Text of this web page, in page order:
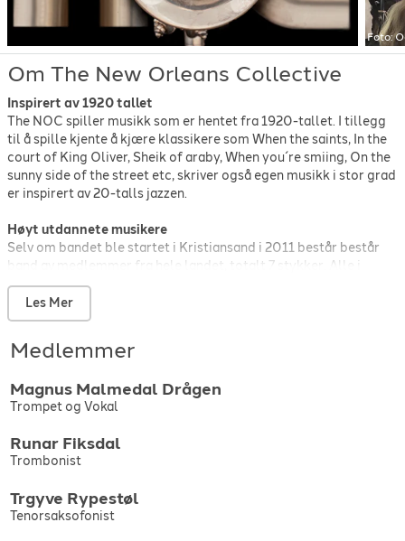
Hymn to freedom-1962
Paul Barbarin
Bourbon street parade-1955
Professor Longhair-Going to the mardi gras-1949
The Rolling Stones - It's all over now
Sugar Boy and his Cane Cutters
Ted Snyder -The sheik of araby- 1921
Wynton Marsalis-Happy feet blues-1989
Wynton Marsalis
Local announcements- 1994
Foto:
Om The New Orleans Collective
Inspirert av 1920 tallet
The NOC spiller musikk som er hentet fra 1920-tallet. I tillegg
til å spille kjente å kjære klassikere som When the saints, In the
court of King Oliver, Sheik of araby, When you´re smiing, On the
sunny side of the street etc, skriver også egen musikk i stor grad
er inspirert av 20-talls jazzen.
Høyt utdannete musikere
Selv om bandet ble startet i Kristiansand i 2011 består består
band av medlemmer fra hele landet, totalt 7 stykker. Alle i
bandet har tatt høyere utdanning innen musikk og lever av
instrumentene sine.
Siden oppstart har bandet spilt for fulle hus gjentatte ganger
Lillestrøm jazzklubb, Tønsberg jazzklubb, Mandal jazzklubb,
Høydepunkter
trekke frem konserter som: Polarjazz, Sjøstjernen i Drøbak,
Lillestrøm Jazzklubb, Herr Nilsen, Oslo jazz, New Orleans
Vi har valgt å spille denne sjangeren fordi fenger, lyttevennlig og
Les Mer
Medlemmer
Magnus Malmedal Drågen
Trompet og Vokal
Runar Fiksdal
Trombonist
Trgyve Rypestøl
Tenorsaksofonist